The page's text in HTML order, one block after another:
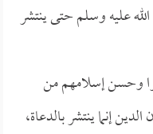
عليه وسلم حتى ينتشر
وحسن إسلامهم من
إنما ينتشر بالدعاة،